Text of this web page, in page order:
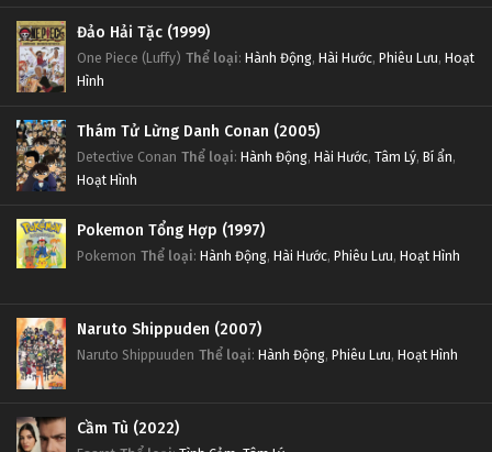
Đảo Hải Tặc (1999)
One Piece (Luffy) Thể loại: Hành Động, Hài Hước, Phiêu Lưu, Hoạt
Hình
Thám Tử Lừng Danh Conan (2005)
Detective Conan Thể loại: Hành Động, Hài Hước, Tâm Lý, Bí ẩn,
Hoạt Hình
Pokemon Tổng Hợp (1997)
Pokemon Thể loại: Hành Động, Hài Hước, Phiêu Lưu, Hoạt Hình
Naruto Shippuden (2007)
Naruto Shippuuden Thể loại: Hành Động, Phiêu Lưu, Hoạt Hình
Cầm Tù (2022)